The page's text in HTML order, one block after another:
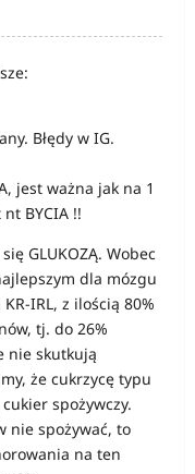
Błędy w IG.
jest ważna jak na 1
BYCIA !!
GLUKOZĄ. Wobec
dla mózgu
IRL, z ilością 80%
tj. do 26%
nie skutkują
że cukrzycę typu
spożywczy.
nie spożywać, to
na ten